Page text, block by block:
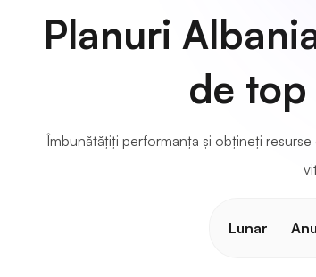
Planuri
de
Îmbunătățiți performanța și obțineți
Lunar